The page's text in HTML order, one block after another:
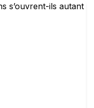
ils autant